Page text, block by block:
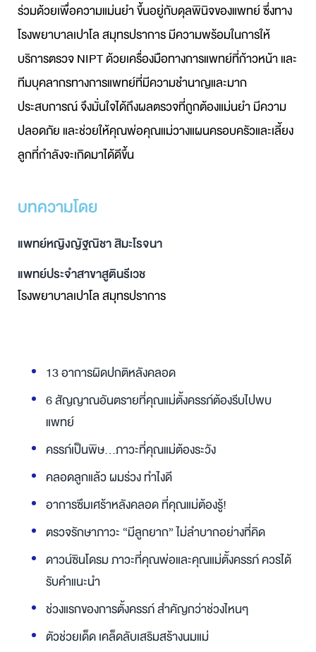
ร่วมด้วยเพื่อความแม่นยำ ขึ้นอยู่กับดุลพินิจของแพทย์ ซึ่งทาง
โรงพยาบาลเปาโล สมุทรปราการ มีความพร้อมในการให้
บริการตรวจ NIPT ด้วยเครื่องมือทางการแพทย์ที่ก้าวหน้า และ
ทีมบุคลากรทางการแพทย์ที่มีความชำนาญและมาก
ประสบการณ์ จึงมั่นใจได้ถึงผลตรวจที่ถูกต้องแม่นยำ มีความ
ปลอดภัย และช่วยให้คุณพ่อคุณแม่วางแผนครอบครัวและเลี้ยง
ลูกที่กำลังจะเกิดมาได้ดีขึ้น
บทความโดย
แพทย์หญิงญัฐณิชา สิมะโรจนา
แพทย์ประจำสาขาสูตินรีเวช
โรงพยาบาลเปาโล สมุทรปราการ
13 อาการผิดปกติหลังคลอด
6 สัญญาณอันตรายที่คุณแม่ตั้งครรภ์ต้องรีบไปพบ
แพทย์
ครรภ์เป็นพิษ...ภาวะที่คุณแม่ต้องระวัง
คลอดลูกแล้ว ผมร่วง ทำไงดี
อาการซึมเศร้าหลังคลอด ที่คุณแม่ต้องรู้!
ตรวจรักษาภาวะ “มีลูกยาก” ไม่ลำบากอย่างที่คิด
ดาวน์ซินโดรม ภาวะที่คุณพ่อและคุณแม่ตั้งครรภ์ ควรได้
รับคำแนะนำ
ช่วงแรกของการตั้งครรภ์ สำคัญกว่าช่วงไหนๆ
ตัวช่วยเด็ด เคล็ดลับเสริมสร้างนมแม่